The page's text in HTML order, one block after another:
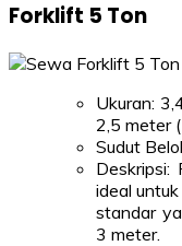
Forklift 5 Ton
Ukuran:
2,5 meter
Sudut
ideal
standar
3 meter.